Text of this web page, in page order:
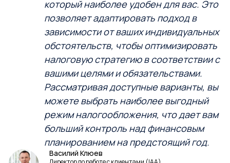
который наиболее удобен для вас. Это
позволяет адаптировать подход в
зависимости от ваших индивидуальных
обстоятельств, чтобы оптимизировать
налоговую стратегию в соответствии с
вашими целями и обязательствами.
Рассматривая доступные варианты, вы
можете выбрать наиболее выгодный
режим налогообложения, что дает вам
больший контроль над финансовым
планированием на предстоящий год.
Василий Клюев